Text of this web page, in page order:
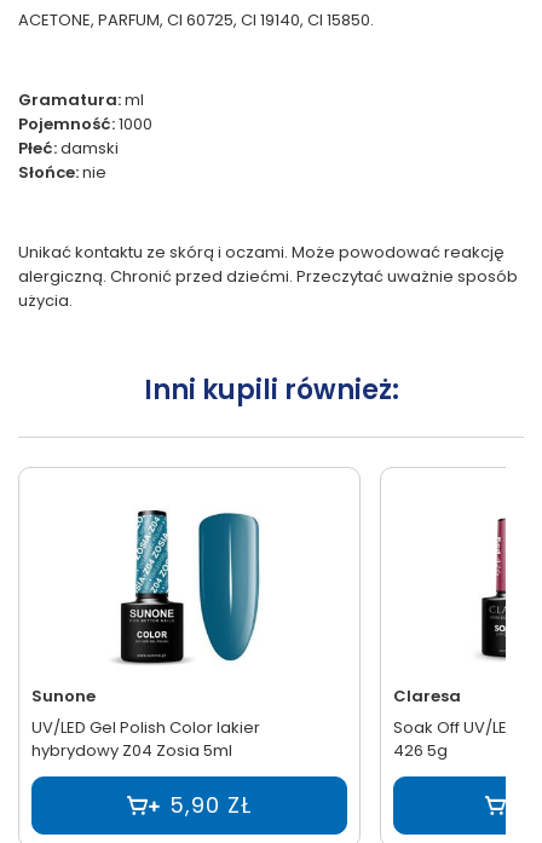
ACETONE, PARFUM, CI 60725, CI 19140, CI 15850.
Gramatura:ml
Pojemność:1000
Płeć:damski
Słońce:nie
Unikać kontaktu ze skórą i oczami. Może powodować reakcję
alergiczną. Chronić przed dziećmi. Przeczytać uważnie sposób
użycia.
Inni kupili również:
Sunone
UV/LED Gel Polish Color lakier
hybrydowy Z04 Zosia 5ml
5,90 ZŁ
Claresa
Soak Off UV/LED
426 5g